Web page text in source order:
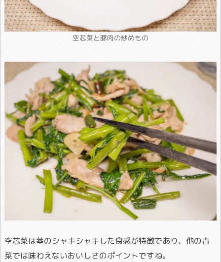
空芯菜と豚肉の炒めもの
空芯菜は茎のシャキシャキした食感が特徴であり、他の青
菜では味わえないおいしさのポイントですね。